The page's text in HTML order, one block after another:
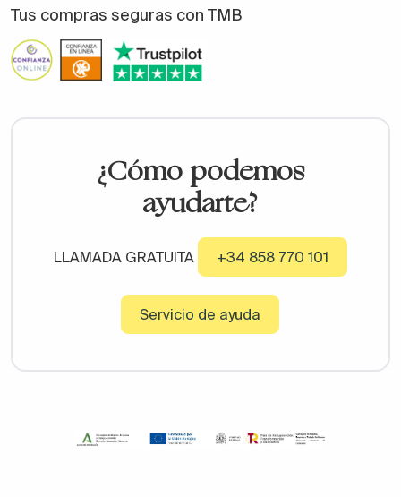
Tus compras seguras con TMB
¿Cómo podemos
ayudarte?
LLAMADA GRATUITA +34 858 770 101
Servicio de ayuda